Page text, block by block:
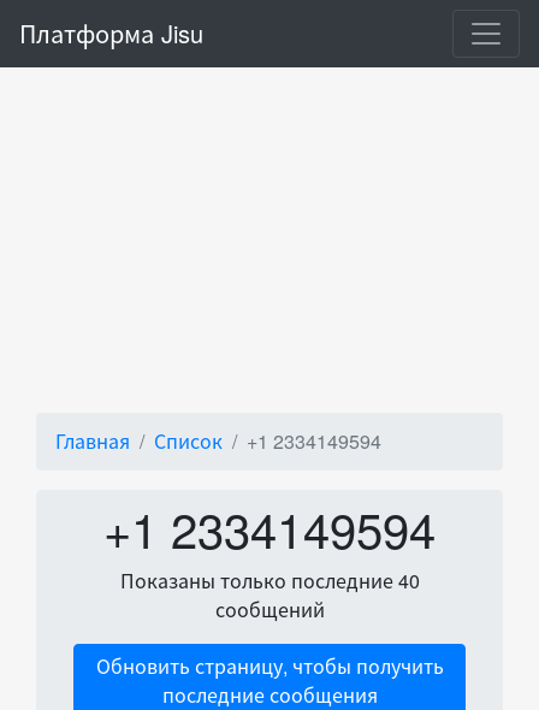
Платформа Jisu
Главная Список +1 2334149594
+1 2334149594
Показаны только последние 40
сообщений
Обновить страницу, чтобы получить
последние сообщения